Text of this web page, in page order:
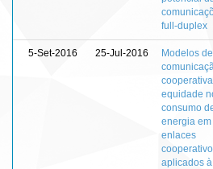
full-duplex
5-Set-2016 25-Jul-2016
Modelos de
equidade
consumo
energia em
enlaces
aplicados à